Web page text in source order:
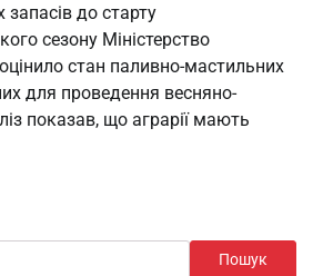
запасів до старту
сезону Міністерство
стан паливно-мастильних
для проведення весняно-
показав, що аграрії мають
Пошук